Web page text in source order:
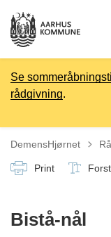
Se
rådgivning.
DemensHjørnet
Print
Bistå-nål